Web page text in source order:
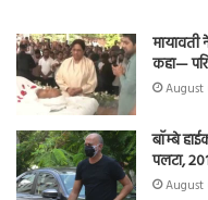
मायावती
कहा—
August
बॉम्बे
पलटा,
August